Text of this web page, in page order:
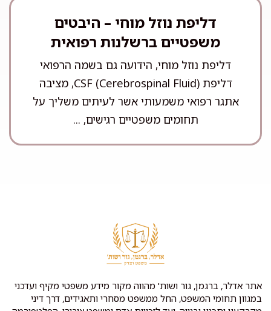
דליפת נוזל מוחי – היבטים
משפטיים ברשלנות רפואית
דליפת נוזל מוחי, הידועה גם בשמה הרפואי
דליפת CSF (Cerebrospinal Fluid), מציבה
אתגר רפואי משמעותי אשר לעיתים משליך על
תחומים משפטיים רגישים, ...
אתר אדלר, ברגמן, גור ושות' מהווה מקור מידע משפטי מקיף ועדכני
במגוון תחומי המשפט, החל ממשפט מסחרי ותאגידים, דרך דיני